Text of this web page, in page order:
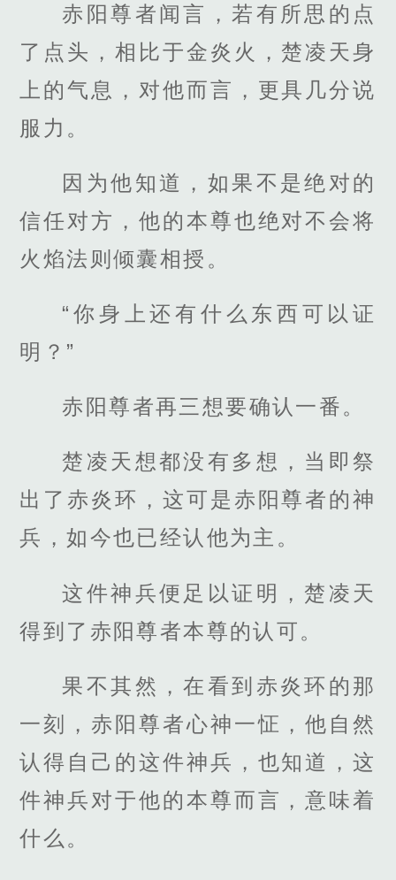
赤阳尊者闻言，若有所思的点
了点头，相比于金炎火，楚凌天身
上的气息，对他而言，更具几分说
服力。
因为他知道，如果不是绝对的
信任对方，他的本尊也绝对不会将
火焰法则倾囊相授。
“你身上还有什么东西可以证
明？”
赤阳尊者再三想要确认一番。
楚凌天想都没有多想，当即祭
出了赤炎环，这可是赤阳尊者的神
兵，如今也已经认他为主。
这件神兵便足以证明，楚凌天
得到了赤阳尊者本尊的认可。
果不其然，在看到赤炎环的那
一刻，赤阳尊者心神一怔，他自然
认得自己的这件神兵，也知道，这
件神兵对于他的本尊而言，意味着
什么。